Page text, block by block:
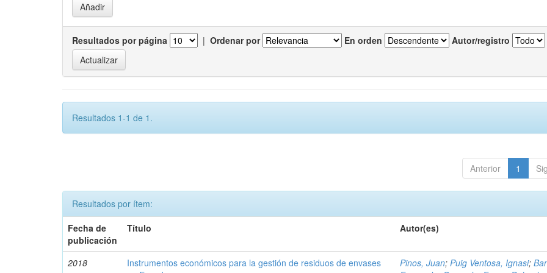
Resultados por página | Ordenar por En orden Autor/registro
Resultados 1-1 de 1.
Anterior 1
Resultados por ítem:
Fecha de
publicación
Título Autor(es)
2018
Instrumentos económicos para la gestión de residuos de envases
Pinos, Juan;Puig Ventosa, Ignasi;